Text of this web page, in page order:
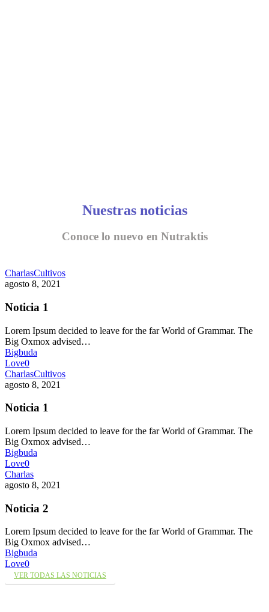
Nuestras noticias
Conoce lo nuevo en Nutraktis
CharlasCultivos
agosto 8, 2021
Noticia 1
Lorem Ipsum decided to leave for the far World of Grammar. The
Big Oxmox advised…
Bigbuda
Love0
CharlasCultivos
agosto 8, 2021
Noticia 1
Lorem Ipsum decided to leave for the far World of Grammar. The
Big Oxmox advised…
Bigbuda
Love0
Charlas
agosto 8, 2021
Noticia 2
Lorem Ipsum decided to leave for the far World of Grammar. The
Big Oxmox advised…
Bigbuda
Love0
VER TODAS LAS NOTICIAS